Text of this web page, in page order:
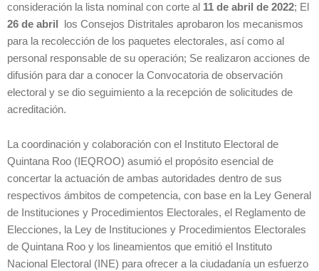
consideración la lista nominal con corte al 11 de abril de 2022; El
26 de abril
los Consejos Distritales aprobaron los mecanismos
para la recolección de los paquetes electorales, así como al
personal responsable de su operación; Se realizaron acciones de
difusión para dar a conocer la Convocatoria de observación
electoral y se dio seguimiento a la recepción de solicitudes de
acreditación.
La coordinación y colaboración con el Instituto Electoral de
Quintana Roo (IEQROO) asumió el propósito esencial de
concertar la actuación de ambas autoridades dentro de sus
respectivos ámbitos de competencia, con base en la Ley General
de Instituciones y Procedimientos Electorales, el Reglamento de
Elecciones, la Ley de Instituciones y Procedimientos Electorales
de Quintana Roo y los lineamientos que emitió el Instituto
Nacional Electoral (INE) para ofrecer a la ciudadanía un esfuerzo